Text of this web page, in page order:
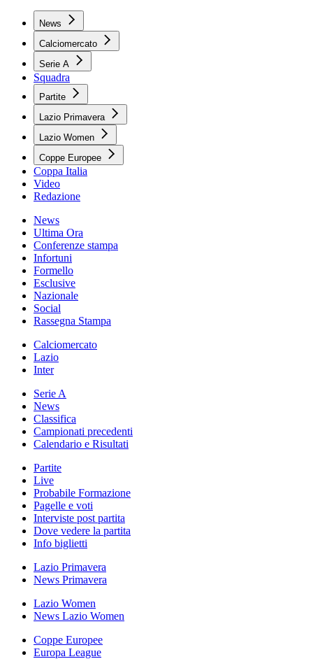
News
Calciomercato
Serie A
Squadra
Partite
Lazio Primavera
Lazio Women
Coppe Europee
Coppa Italia
Video
Redazione
News
Ultima Ora
Conferenze stampa
Infortuni
Formello
Esclusive
Nazionale
Social
Rassegna Stampa
Calciomercato
Lazio
Inter
Serie A
News
Classifica
Campionati precedenti
Calendario e Risultati
Partite
Live
Probabile Formazione
Pagelle e voti
Interviste post partita
Dove vedere la partita
Info biglietti
Lazio Primavera
News Primavera
Lazio Women
News Lazio Women
Coppe Europee
Europa League